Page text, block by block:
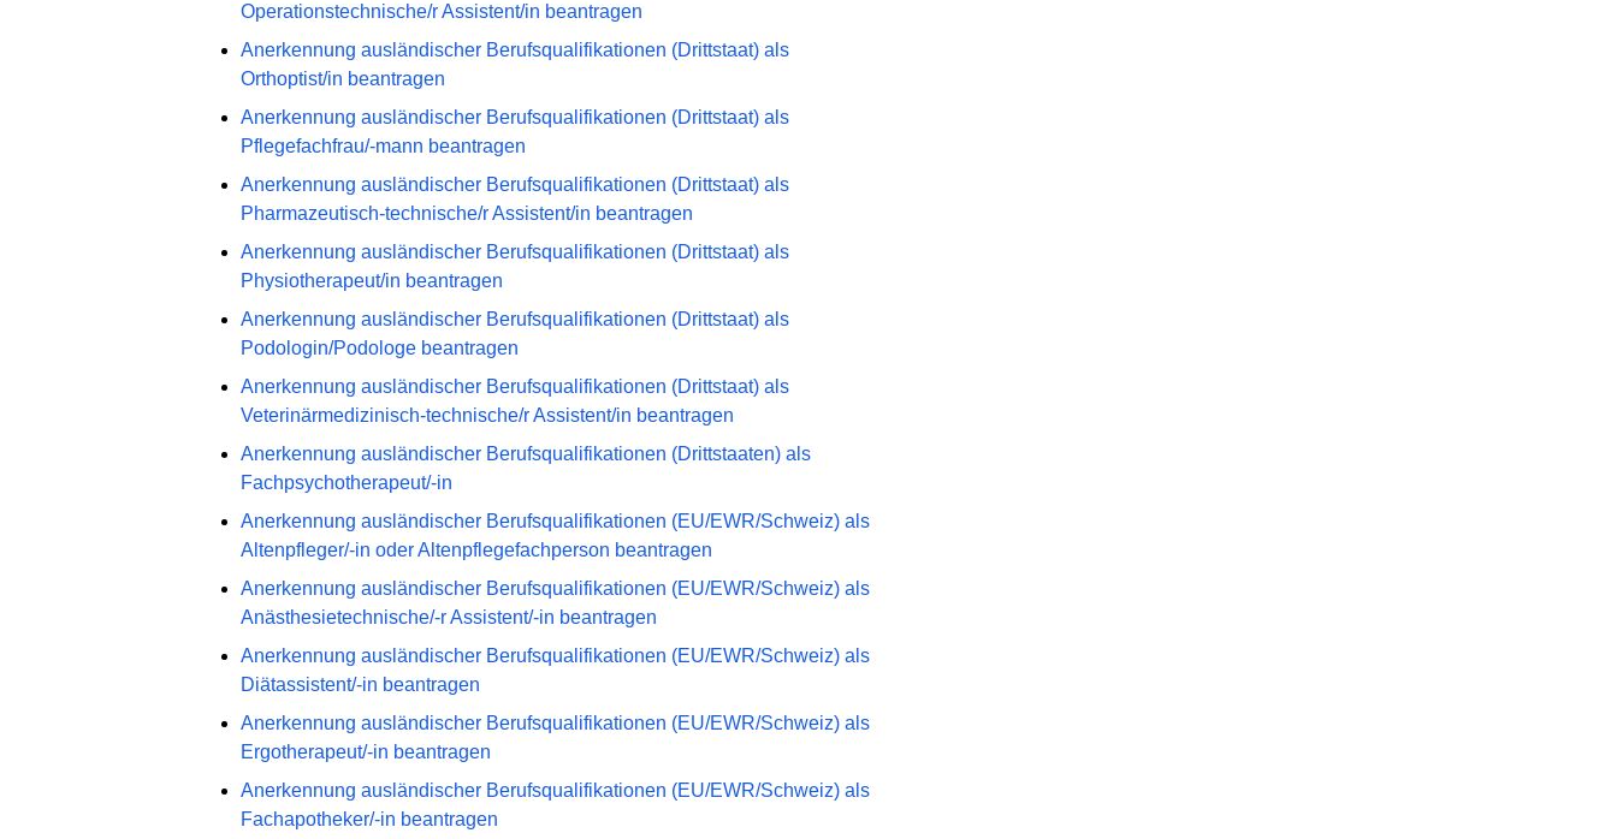
Operationstechnische/r Assistent/in beantragen
Anerkennung ausländischer Berufsqualifikationen (Drittstaat) als
Orthoptist/in beantragen
Anerkennung ausländischer Berufsqualifikationen (Drittstaat) als
Pflegefachfrau/-mann beantragen
Anerkennung ausländischer Berufsqualifikationen (Drittstaat) als
Pharmazeutisch-technische/r Assistent/in beantragen
Anerkennung ausländischer Berufsqualifikationen (Drittstaat) als
Physiotherapeut/in beantragen
Anerkennung ausländischer Berufsqualifikationen (Drittstaat) als
Podologin/Podologe beantragen
Anerkennung ausländischer Berufsqualifikationen (Drittstaat) als
Veterinärmedizinisch-technische/r Assistent/in beantragen
Anerkennung ausländischer Berufsqualifikationen (Drittstaaten) als
Fachpsychotherapeut/-in
Anerkennung ausländischer Berufsqualifikationen (EU/EWR/Schweiz) als
Altenpfleger/-in oder Altenpflegefachperson beantragen
Anerkennung ausländischer Berufsqualifikationen (EU/EWR/Schweiz) als
Anästhesietechnische/-r Assistent/-in beantragen
Anerkennung ausländischer Berufsqualifikationen (EU/EWR/Schweiz) als
Diätassistent/-in beantragen
Anerkennung ausländischer Berufsqualifikationen (EU/EWR/Schweiz) als
Ergotherapeut/-in beantragen
Anerkennung ausländischer Berufsqualifikationen (EU/EWR/Schweiz) als
Fachapotheker/-in beantragen